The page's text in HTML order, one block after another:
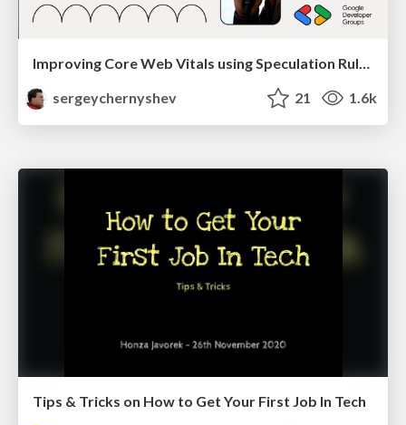
Improving Core Web Vitals using Speculation Rules API
sergeychernyshev
21 1.6k
Tips & Tricks on How to Get Your First Job In Tech